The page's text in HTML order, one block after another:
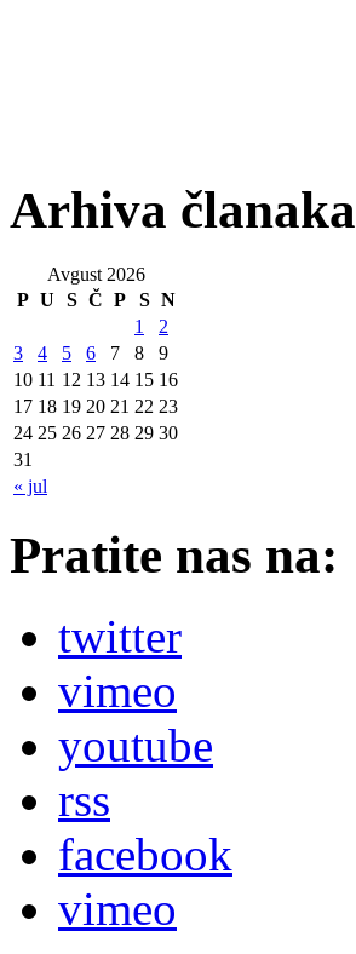
Arhiva članaka
Avgust 2026
P U S Č P S N
« jul
1
2
3
4 5 6 7 8
9
10 11 12 13 14 15 16
17 18 19 20 21 22 23
24 25 26 27 28 29 30
31
Pratite nas na:
twitter
vimeo
youtube
rss
facebook
vimeo